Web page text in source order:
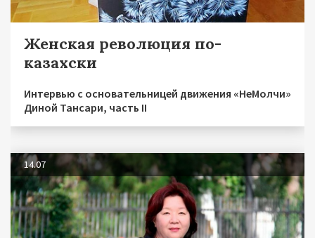
Женская революция по-
казахски
Интервью с основательницей движения «НеМолчи»
Диной Тансари, часть II
14.07